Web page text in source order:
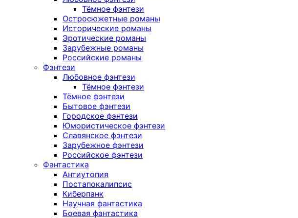
Тёмное фэнтези
Остросюжетные романы
Исторические романы
Эротические романы
Зарубежные романы
Российские романы
Фэнтези
Любовное фэнтези
Тёмное фэнтези
Тёмное фэнтези
Бытовое фэнтези
Городское фэнтези
Юмористическое фэнтези
Славянское фэнтези
Зарубежное фэнтези
Российское фэнтези
Фантастика
Антиутопия
Постапокалипсис
Киберпанк
Научная фантастика
Боевая фантастика